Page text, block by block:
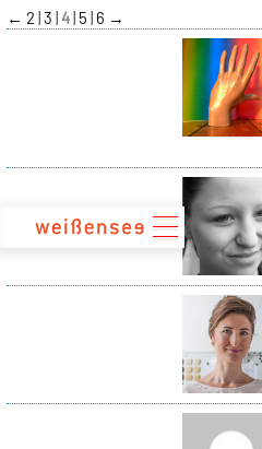
zum
Inhalt
← 2 3 4 5 6 →